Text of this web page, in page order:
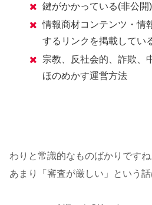
鍵がかかっている(非公開
情報商材コンテンツ・情
するリンクを掲載してい
宗教、反社会的、詐欺、
ほのめかす運営方法
わりと常識的なものばかりですね
あまり「審査が厳しい」という話